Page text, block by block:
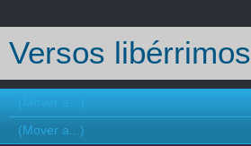
Versos libérrimos